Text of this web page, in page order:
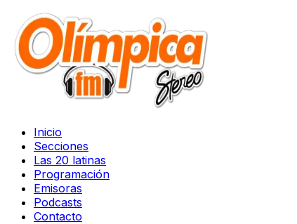
Inicio
Secciones
Las 20 latinas
Programación
Emisoras
Podcasts
Contacto